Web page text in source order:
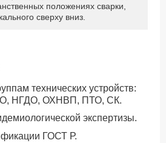
положениях сварки,
сверху вниз.
технических устройств:
НГДО, ОХНВП, ПТО, СК.
экспертизы.
ГОСТ Р.